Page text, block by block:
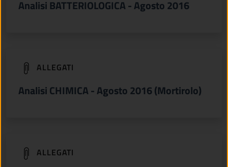
Analisi BATTERIOLOGICA - Agosto 2016
ALLEGATI
Analisi CHIMICA - Agosto 2016 (Mortirolo)
(apre in un'altra scheda).
ALLEGATI
(apre in un'altra scheda).